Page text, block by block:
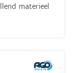
van in-
en controle
stockage
materieel